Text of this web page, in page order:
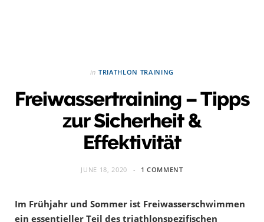
in TRIATHLON TRAINING
Freiwassertraining – Tipps
zur Sicherheit &
Effektivität
JUNE 18, 2020 1 COMMENT
Im Frühjahr und Sommer ist Freiwasserschwimmen
ein essentieller Teil des triathlonspezifischen